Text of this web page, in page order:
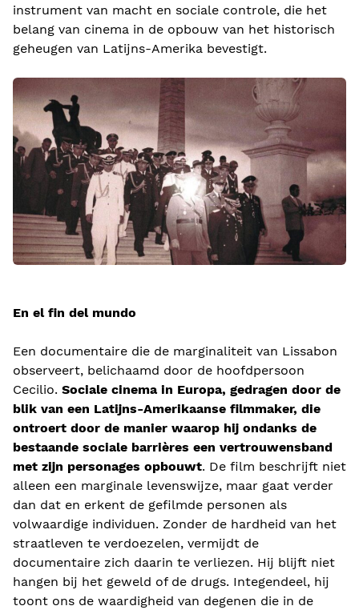
instrument van macht en sociale controle, die het
belang van cinema in de opbouw van het historisch
geheugen van Latijns-Amerika bevestigt.
En el fin del mundo
Een documentaire die de marginaliteit van Lissabon
observeert, belichaamd door de hoofdpersoon
Cecilio. Sociale cinema in Europa, gedragen door de
blik van een Latijns-Amerikaanse filmmaker, die
ontroert door de manier waarop hij ondanks de
bestaande sociale barrières een vertrouwensband
met zijn personages opbouwt. De film beschrijft niet
alleen een marginale levenswijze, maar gaat verder
dan dat en erkent de gefilmde personen als
volwaardige individuen. Zonder de hardheid van het
straatleven te verdoezelen, vermijdt de
documentaire zich daarin te verliezen. Hij blijft niet
hangen bij het geweld of de drugs. Integendeel, hij
toont ons de waardigheid van degenen die in de